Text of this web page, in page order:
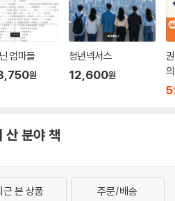
은 위헌법률심판 제청, 심지어 무죄 판
가인권위원회와 군의문사진상규명위
법무부를 다른 한편으로 상이한 목소
차 균열의 조짐이 나타났으며, 양심적
형에서도 더디지만 의미 있는 진전이 있
도입이 확정되기 직전까지의 갈등 과정,
엄마들
원
청년넥서스
12,600원
5
산 분야 책
근 본 상품 주문/배송